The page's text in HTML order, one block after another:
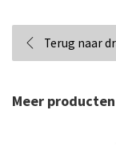
Terug naar
Meer